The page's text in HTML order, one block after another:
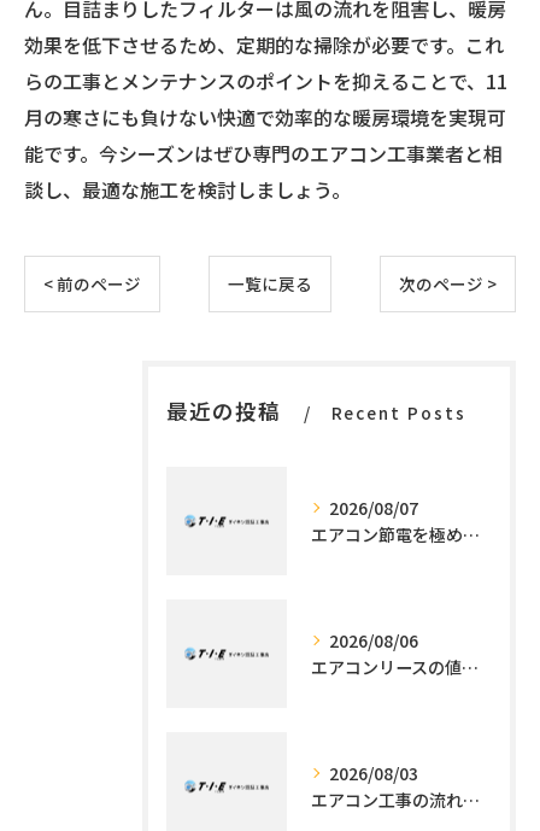
ん。目詰まりしたフィルターは風の流れを阻害し、暖房
効果を低下させるため、定期的な掃除が必要です。これ
らの工事とメンテナンスのポイントを抑えることで、11
月の寒さにも負けない快適で効率的な暖房環境を実現可
能です。今シーズンはぜひ専門のエアコン工事業者と相
談し、最適な施工を検討しましょう。
< 前のページ 一覧に戻る 次のページ >
最近の投稿 Recent Posts
2026/08/07
エアコン節電を極める施工技術
2026/08/06
エアコンリースの値段解説と利用メリット
2026/08/03
エアコン工事の流れを徹底解説標準作業から追加工事・所要時間の見極め方